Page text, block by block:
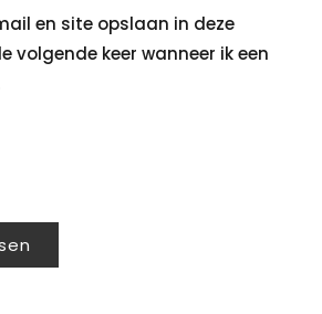
en site opslaan in deze
volgende keer wanneer ik een